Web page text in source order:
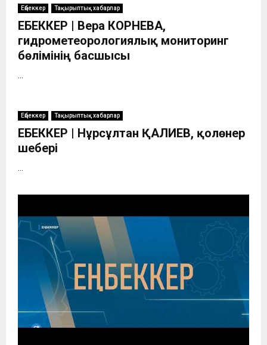
Еңбеккер Тақырыптық хабарлар
ЕҢБЕККЕР | Вера КОРНЕВА,
гидрометеорологиялық мониторинг
бөлімінің басшысы
Еңбеккер Тақырыптық хабарлар
ЕҢБЕККЕР | Нұрсұлтан ҚАЛИЕВ, қолөнер
шебері